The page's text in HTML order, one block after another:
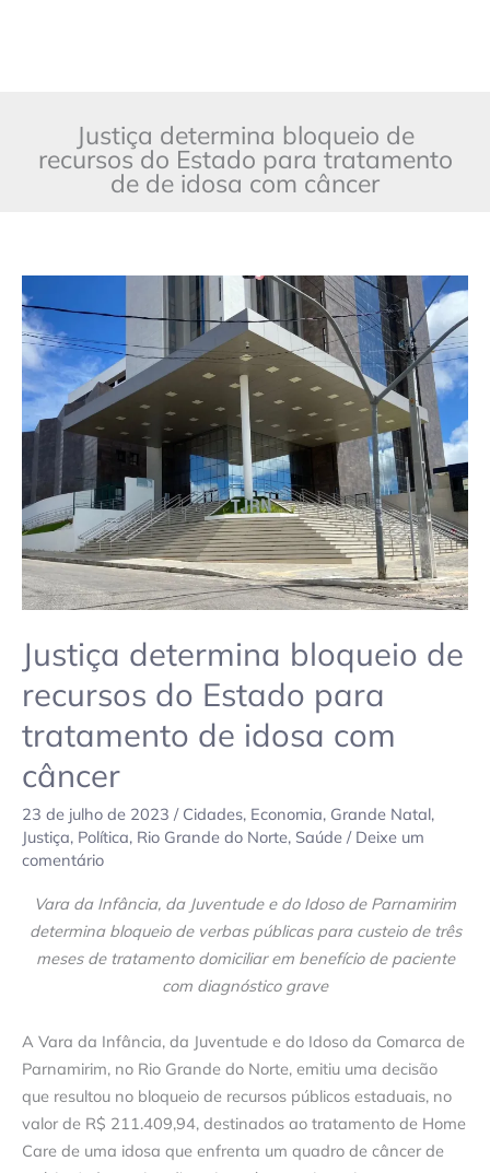
Justiça determina bloqueio de
recursos do Estado para tratamento
de de idosa com câncer
Justiça determina bloqueio de
recursos do Estado para
tratamento de idosa com
câncer
23 de julho de 2023 / Cidades, Economia, Grande Natal,
Justiça, Política, Rio Grande do Norte, Saúde / Deixe um
comentário
Vara da Infância, da Juventude e do Idoso de Parnamirim
determina bloqueio de verbas públicas para custeio de três
meses de tratamento domiciliar em benefício de paciente
com diagnóstico grave
A Vara da Infância, da Juventude e do Idoso da Comarca de
Parnamirim, no Rio Grande do Norte, emitiu uma decisão
que resultou no bloqueio de recursos públicos estaduais, no
valor de R$ 211.409,94, destinados ao tratamento de Home
Care de uma idosa que enfrenta um quadro de câncer de
Justiça
determina
bloqueio
de
recursos
do
Estado
tratamento
de
idosa
com
câncer